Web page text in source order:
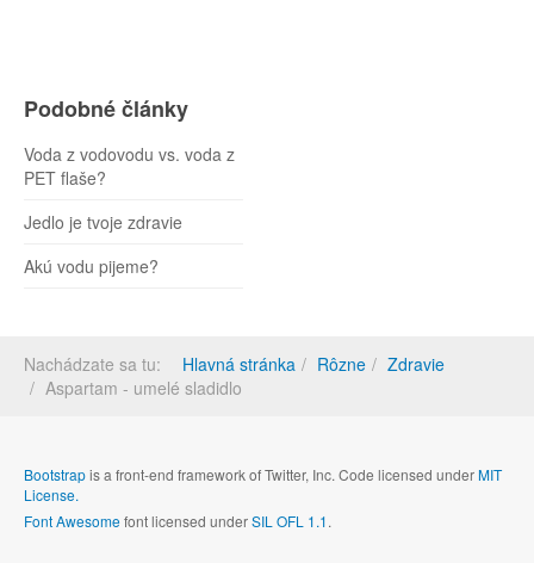
Podobné články
Voda z vodovodu vs. voda z
PET flaše?
Jedlo je tvoje zdravie
Akú vodu pijeme?
Nachádzate sa tu: Hlavná stránka Rôzne
Zdravie
Aspartam - umelé sladidlo
Bootstrapis a front-end framework of Twitter, Inc. Code licensed underMIT
License.
Font Awesomefont licensed underSIL OFL 1.1.